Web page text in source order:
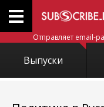
Отправляет email-
Выпуски